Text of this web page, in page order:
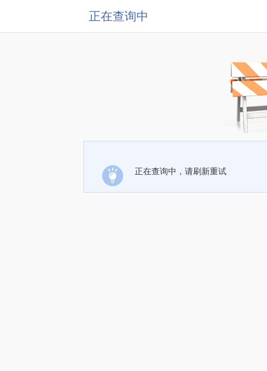
正在查询中
正在查询中，请刷新重试